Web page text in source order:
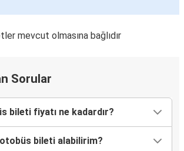
mevcut olmasına bağlıdır
Sorular
bileti fiyatı ne kadardır?
otobüs bileti alabilirim?